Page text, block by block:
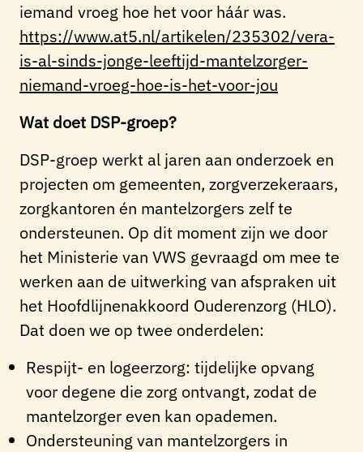
iemand vroeg hoe het voor háár was.
https://www.at5.nl/artikelen/235302/vera-
is-al-sinds-jonge-leeftijd-mantelzorger-
niemand-vroeg-hoe-is-het-voor-jou
Wat doet DSP-groep?
DSP-groep werkt al jaren aan onderzoek en
projecten om gemeenten, zorgverzekeraars,
zorgkantoren én mantelzorgers zelf te
ondersteunen. Op dit moment zijn we door
het Ministerie van VWS gevraagd om mee te
werken aan de uitwerking van afspraken uit
het Hoofdlijnenakkoord Ouderenzorg (HLO).
Dat doen we op twee onderdelen:
Respijt- en logeerzorg: tijdelijke opvang
voor degene die zorg ontvangt, zodat de
mantelzorger even kan opademen.
Ondersteuning van mantelzorgers in